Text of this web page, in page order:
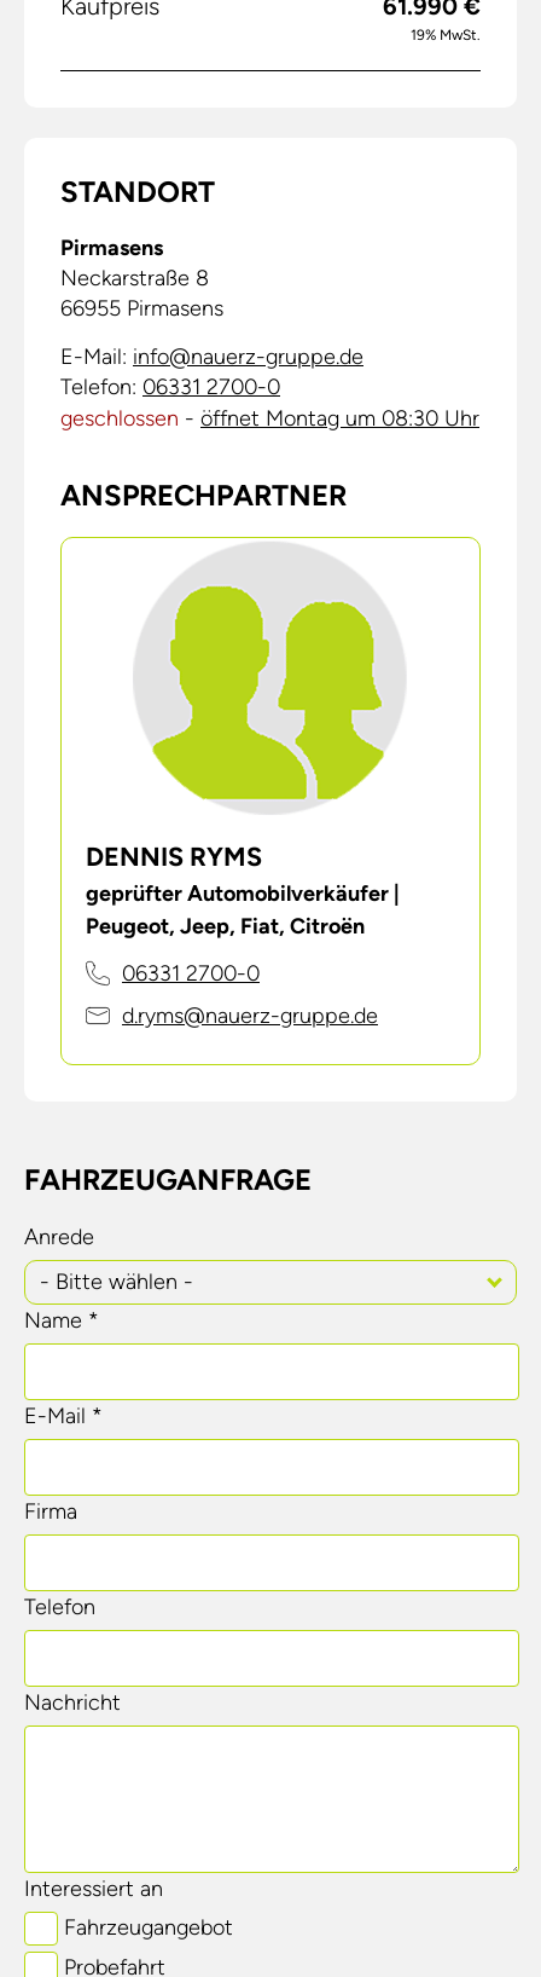
19% MwSt.
STANDORT
Pirmasens
Neckarstraße 8
66955 Pirmasens
E-Mail: info@nauerz-gruppe.de
Telefon: 06331 2700-0
geschlossen - öffnet Montag um 08:30 Uhr
ANSPRECHPARTNER
DENNIS RYMS
geprüfter Automobilverkäufer |
Peugeot, Jeep, Fiat, Citroën
06331 2700-0
d.ryms@nauerz-gruppe.de
FAHRZEUGANFRAGE
Anrede
- Bitte wählen -
Name *
E-Mail *
Firma
Telefon
Nachricht
Interessiert an
Fahrzeugangebot
Probefahrt